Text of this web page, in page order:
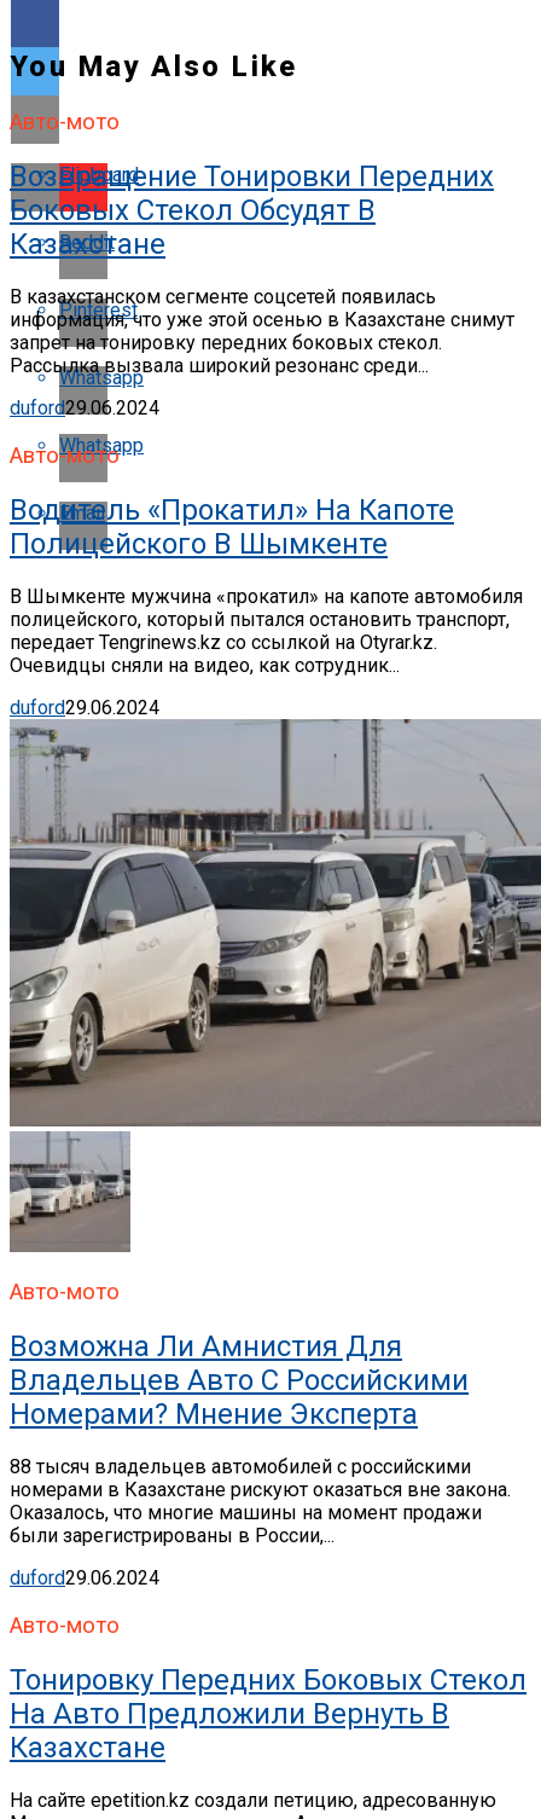
Flipboard
Reddit
Pinterest
Whatsapp
Whatsapp
Email
You May Also Like
Авто-мото
Возвращение Тонировки Передних
Боковых Стекол Обсудят В
Казахстане
В казахстанском сегменте соцсетей появилась
информация, что уже этой осенью в Казахстане снимут
запрет на тонировку передних боковых стекол.
Рассылка вызвала широкий резонанс среди...
duford29.06.2024
Авто-мото
Водитель «прокатил» На Капоте
Полицейского В Шымкенте
В Шымкенте мужчина «прокатил» на капоте автомобиля
полицейского, который пытался остановить транспорт,
передает Tengrinews.kz со ссылкой на Otyrar.kz.
Очевидцы сняли на видео, как сотрудник...
duford29.06.2024
Авто-мото
Возможна Ли Амнистия Для
Владельцев Авто С Российскими
Номерами? Мнение Эксперта
88 тысяч владельцев автомобилей с российскими
номерами в Казахстане рискуют оказаться вне закона.
Оказалось, что многие машины на момент продажи
были зарегистрированы в России,...
duford29.06.2024
Авто-мото
Тонировку Передних Боковых Стекол
На Авто Предложили Вернуть В
Казахстане
На сайте epetition.kz создали петицию, адресованную